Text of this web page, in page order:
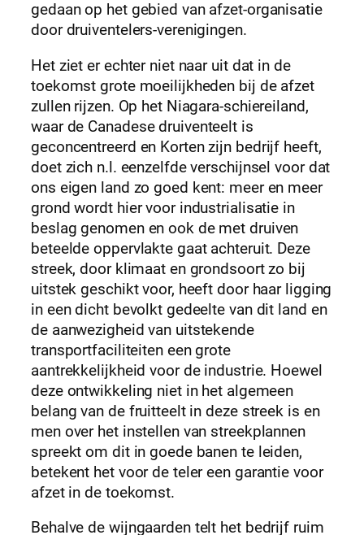
gedaan op het gebied van afzet-organisatie
door druiventelers-verenigingen.
Het ziet er echter niet naar uit dat in de
toekomst grote moeilijkheden bij de afzet
zullen rijzen. Op het Niagara-schiereiland,
waar de Canadese druiventeelt is
geconcentreerd en Korten zijn bedrijf heeft,
doet zich n.l. eenzelfde verschijnsel voor dat
ons eigen land zo goed kent: meer en meer
grond wordt hier voor industrialisatie in
beslag genomen en ook de met druiven
beteelde oppervlakte gaat achteruit. Deze
streek, door klimaat en grondsoort zo bij
uitstek geschikt voor, heeft door haar ligging
in een dicht bevolkt gedeelte van dit land en
de aanwezigheid van uitstekende
transportfaciliteiten een grote
aantrekkelijkheid voor de industrie. Hoewel
deze ontwikkeling niet in het algemeen
belang van de fruitteelt in deze streek is en
men over het instellen van streekplannen
spreekt om dit in goede banen te leiden,
betekent het voor de teler een garantie voor
afzet in de toekomst.
Behalve de wijngaarden telt het bedrijf ruim